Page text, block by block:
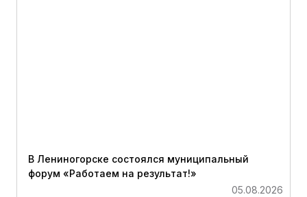
В Лениногорске состоялся муниципальный
форум «Работаем на результат!»
05.08.2026